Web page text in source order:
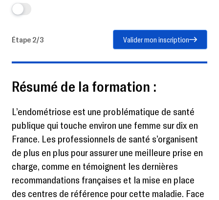
Étape 2/3 Valider mon inscription
Résumé de la formation :
L’endométriose est une problématique de santé
publique qui touche environ une femme sur dix en
France. Les professionnels de santé s’organisent
de plus en plus pour assurer une meilleure prise en
charge, comme en témoignent les dernières
recommandations françaises et la mise en place
des centres de référence pour cette maladie. Face